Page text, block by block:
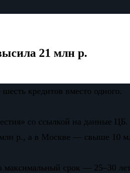
21 млн р.
кредитов вместо одного.
со ссылкой на данные
млн р., а в Москве — свыше 10
срок — 25–30